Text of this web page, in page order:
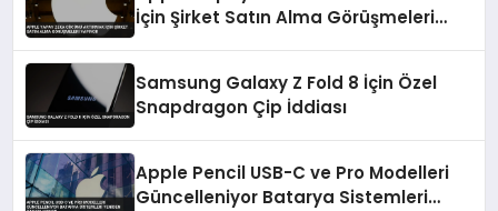
İçin Şirket Satın Alma Görüşmeleri
Samsung Galaxy Z Fold 8 İçin Özel
Snapdragon Çip İddiası
Apple Pencil USB-C ve Pro Modelleri
Güncelleniyor Batarya Sistemleri